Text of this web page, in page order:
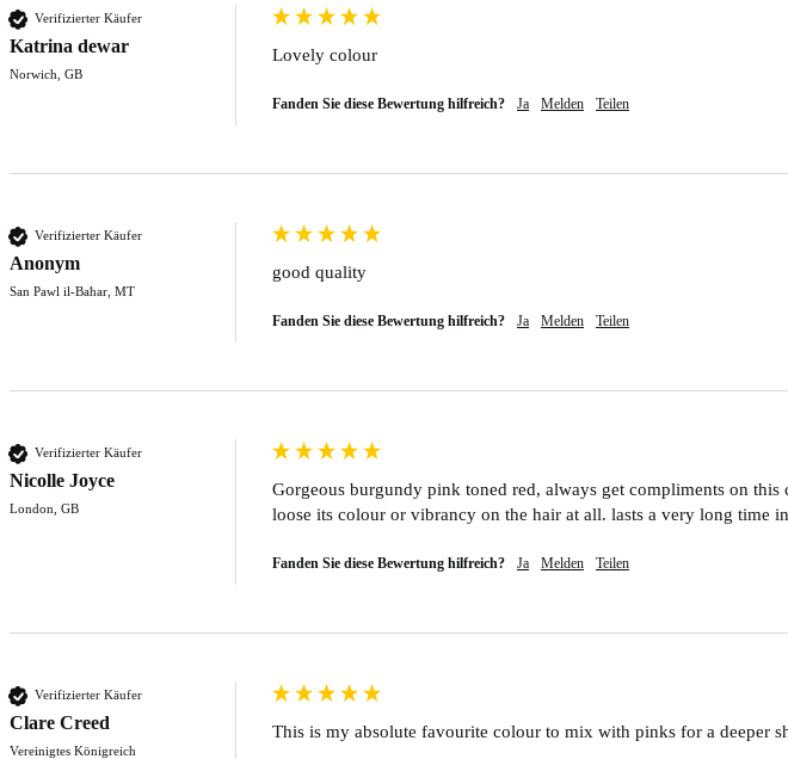
Verifizierter Käufer
Katrina dewar
Norwich, GB
Lovely colour
Fanden Sie diese Bewertung hilfreich? Ja Melden Teilen
Verifizierter Käufer
Anonym
San Pawl il-Baħar, MT
good quality
Fanden Sie diese Bewertung hilfreich? Ja Melden Teilen
Verifizierter Käufer
Nicolle Joyce
London, GB
Gorgeous burgundy pink toned red, always get compliments on
loose its colour or vibrancy on the hair at all. lasts a very long time
Fanden Sie diese Bewertung hilfreich? Ja Melden Teilen
Verifizierter Käufer
Clare Creed
Vereinigtes Königreich
This is my absolute favourite colour to mix with pinks for a deeper